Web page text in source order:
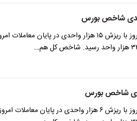
شاخص کل بورس امروز با ریزش ۱۵ هزار واحدی در پایان معاملات
شاخص کل بورس امروز با ریزش ۶ هزار واحدی در پایان معاملات